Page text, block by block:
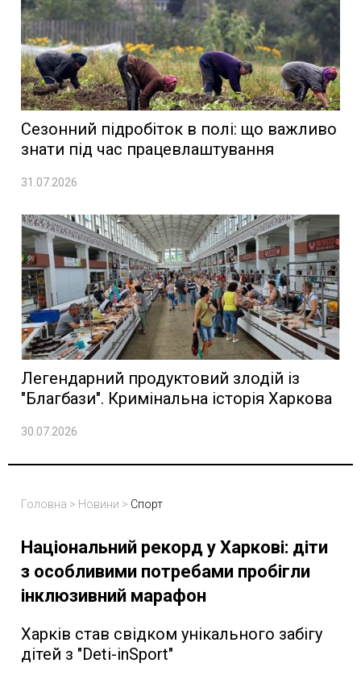
Сезонний підробіток в полі: що важливо
знати під час працевлаштування
31.07.2026
Легендарний продуктовий злодій із
"Благбази". Кримінальна історія Харкова
30.07.2026
Головна > Новини > Спорт
Національний рекорд у Харкові: діти
з особливими потребами пробігли
інклюзивний марафон
Харків став свідком унікального забігу
дітей з "Deti-inSport"